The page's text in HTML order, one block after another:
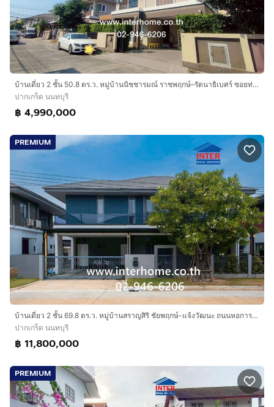
บ้านเดี่ยว 2 ชั้น 50.8 ตร.ว. หมู่บ้านนิชชารมณ์ ราชพฤกษ์–รัตนาธิเบศร์ ซอยท่าอิฐ ถนนราชพฤกษ์ ถนนรัตนาธเบศร์ ปากเกร็ด นนทบุรี
ปากเกร็ด นนทบุรี
฿ 4,990,000
PREMIUM
บ้านเดี่ยว 2 ชั้น 69.8 ตร.ว. หมู่บ้านสราญสิริ ชัยพฤกษ์-แจ้งวัฒนะ ถนนหอการค้าไทย ถนนชัยพฤกษ์ (345) ปากเกร็ด นนทบุรี
ปากเกร็ด นนทบุรี
฿ 11,800,000
PREMIUM